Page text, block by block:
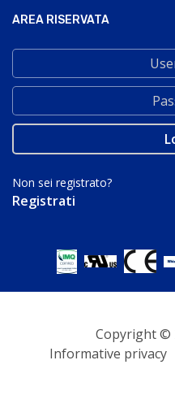
AREA RISERVATA
Non sei registrato?
Registrati
Copyright ©
Informative privacy